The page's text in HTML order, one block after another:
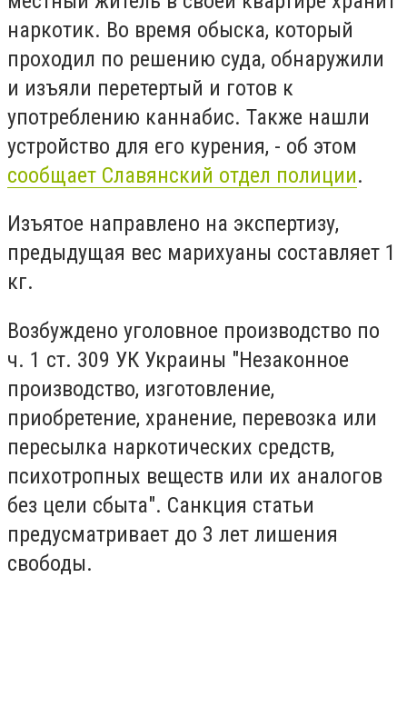
наркотик. Во время обыска, который
проходил по решению суда, обнаружили
и изъяли перетертый и готов к
употреблению каннабис. Также нашли
устройство для его курения, - об этом
сообщает Славянский отдел полиции.
Изъятое направлено на экспертизу,
предыдущая вес марихуаны составляет 1
кг.
Возбуждено уголовное производство по
ч. 1 ст. 309 УК Украины "Незаконное
производство, изготовление,
приобретение, хранение, перевозка или
пересылка наркотических средств,
психотропных веществ или их аналогов
без цели сбыта". Санкция статьи
предусматривает до 3 лет лишения
свободы.